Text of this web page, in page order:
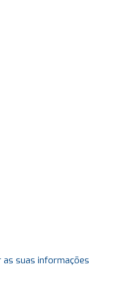
suas informações